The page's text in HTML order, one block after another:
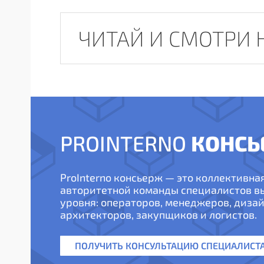
ЧИТАЙ И СМОТРИ
PROINTERNO
ProInterno консьерж — это
авторитетной команды специалистов
уровня: операторов, менеджеров,
архитекторов, закупщиков и логистов.
ПОЛУЧИТЬ КОНСУЛЬТАЦИЮ